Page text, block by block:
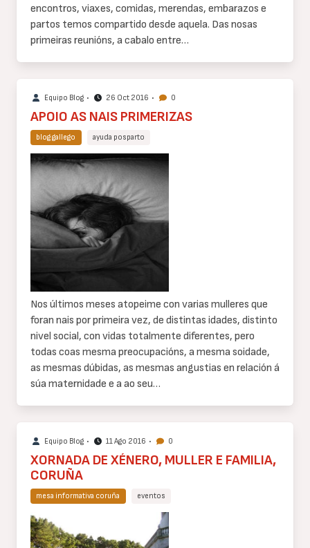
encontros, viaxes, comidas, merendas, embarazos e
partos temos compartido desde aquela. Das nosas
primeiras reunións, a cabalo entre…
Equipo Blog • 26 Oct 2016 • 0
APOIO AS NAIS PRIMERIZAS
blog gallego ayuda posparto
Cuerpo
de
texto
Nos últimos meses atopeime con varias mulleres que
foran nais por primeira vez, de distintas idades, distinto
nivel social, con vidas totalmente diferentes, pero
todas coas mesma preocupacións, a mesma soidade,
as mesmas dúbidas, as mesmas angustias en relación á
súa maternidade e a ao seu…
Equipo Blog • 11 Ago 2016 • 0
XORNADA DE XÉNERO, MULLER E FAMILIA,
CORUÑA
mesa informativa coruña eventos
Cuerpo
de